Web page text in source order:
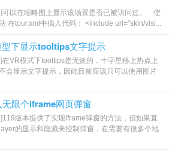
]可以在缩略图上显示该场景是否已被访问过。 使
在tour.xml中插入代码： <include url="skin/visi...
下显示tooltips文字提示
]在VR模式下tooltips是无效的，十字星移上热点上
会显示文字提示，因此目前应该只可以使用图片
无限个iframe网页弹窗
]119版本提供了实现iframe弹窗的方法，但如果直
的显示和隐藏来控制弹窗，在需要有很多个地